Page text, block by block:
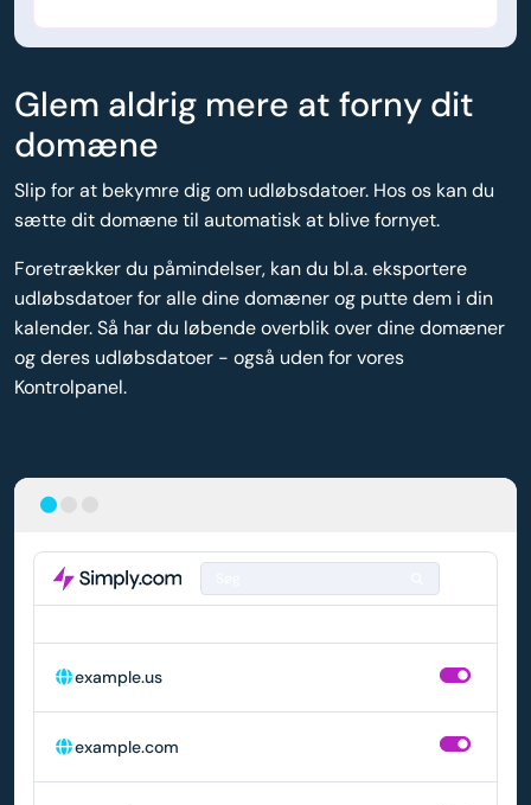
example.us
example.com
Glem aldrig mere at forny dit
domæne
Slip for at bekymre dig om udløbsdatoer. Hos os kan du
sætte dit domæne til automatisk at blive fornyet.
Foretrækker du påmindelser, kan du bl.a. eksportere
udløbsdatoer for alle dine domæner og putte dem i din
kalender. Så har du løbende overblik over dine domæner
og deres udløbsdatoer - også uden for vores
Kontrolpanel.